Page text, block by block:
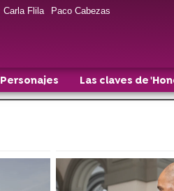
Carla Flila Paco Cabezas
Personajes Las claves de